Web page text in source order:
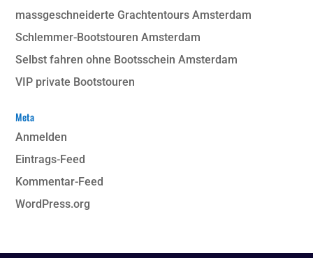
massgeschneiderte Grachtentours Amsterdam
Schlemmer-Bootstouren Amsterdam
Selbst fahren ohne Bootsschein Amsterdam
VIP private Bootstouren
Meta
Anmelden
Eintrags-Feed
Kommentar-Feed
WordPress.org